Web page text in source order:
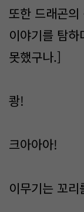
또한 드래곤
이야기를 탐
못했구나.]
쾅!
크아아아!
이무기는 꼬